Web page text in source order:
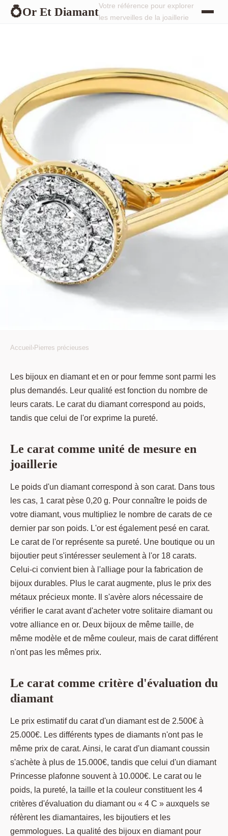
💍Or Et DiamantVotre référence pour explorer
les merveilles de la joaillerie
Le carat : une mesure qui
s'applique au diamant et à l'or
Roch•27 juin 2021 •2 min de lecture
Accueil ›Pierres précieuses
Les bijoux en diamant et en or pour femme sont parmi les
plus demandés. Leur qualité est fonction du nombre de
leurs carats. Le carat du diamant correspond au poids,
tandis que celui de l'or exprime la pureté.
Le carat comme unité de mesure en
joaillerie
Le poids d'un diamant correspond à son carat. Dans tous
les cas, 1 carat pèse 0,20 g. Pour connaître le poids de
votre diamant, vous multipliez le nombre de carats de ce
dernier par son poids. L'or est également pesé en carat.
Le carat de l'or représente sa pureté. Une boutique ou un
bijoutier peut s'intéresser seulement à l'or 18 carats.
Celui-ci convient bien à l'alliage pour la fabrication de
bijoux durables. Plus le carat augmente, plus le prix des
métaux précieux monte. Il s'avère alors nécessaire de
vérifier le carat avant d'acheter votre solitaire diamant ou
votre alliance en or. Deux bijoux de même taille, de
même modèle et de même couleur, mais de carat différent
n'ont pas les mêmes prix.
Le carat comme critère d'évaluation du
diamant
Le prix estimatif du carat d'un diamant est de 2.500€ à
25.000€. Les différents types de diamants n'ont pas le
même prix de carat. Ainsi, le carat d'un diamant coussin
s'achète à plus de 15.000€, tandis que celui d'un diamant
Princesse plafonne souvent à 10.000€. Le carat ou le
poids, la pureté, la taille et la couleur constituent les 4
critères d'évaluation du diamant ou « 4 C » auxquels se
réfèrent les diamantaires, les bijoutiers et les
gemmologues. La qualité des bijoux en diamant pour